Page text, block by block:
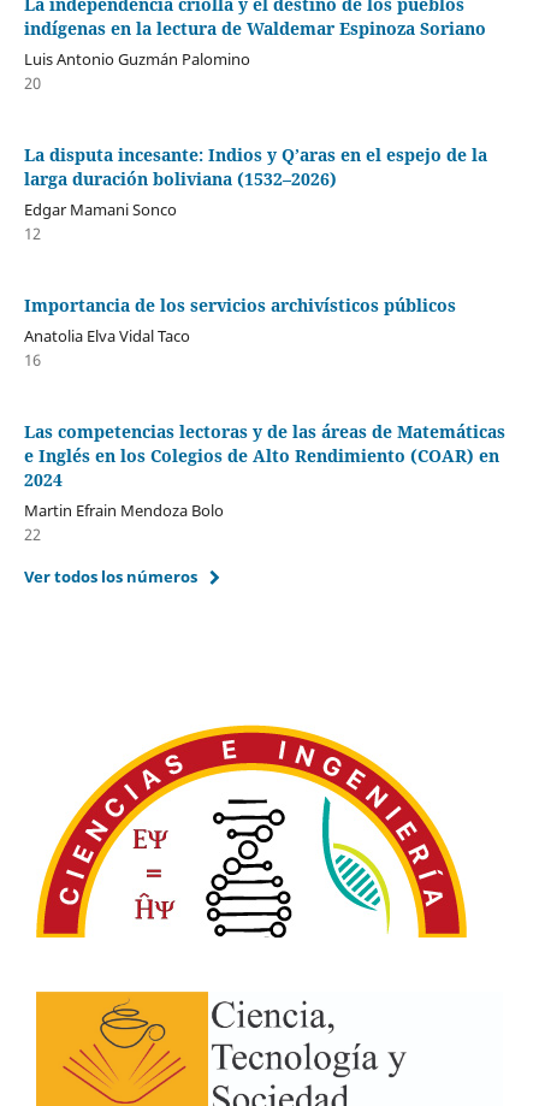
indígenas en la lectura de Waldemar Espinoza Soriano
Luis Antonio Guzmán Palomino
20
La disputa incesante: Indios y Q’aras en el espejo de la
larga duración boliviana (1532–2026)
Edgar Mamani Sonco
12
Importancia de los servicios archivísticos públicos
Anatolia Elva Vidal Taco
16
Las competencias lectoras y de las áreas de Matemáticas
e Inglés en los Colegios de Alto Rendimiento (COAR) en
2024
Martin Efrain Mendoza Bolo
22
Ver todos los números